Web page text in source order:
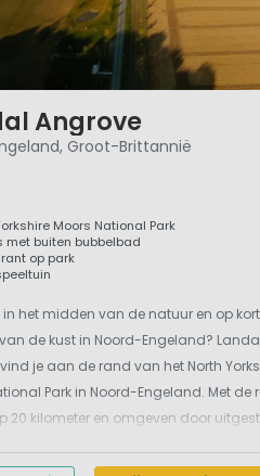
Angrove
Groot-Brittannië
Moors National Park
met buiten bubbelbad
op park
het midden van de natuur en op
de kust in Noord-Engeland?
je aan de rand van het North
Park in Noord-Engeland. Met de
20 kilometer en omgeven door
voor het hele gezin. Je kunt de